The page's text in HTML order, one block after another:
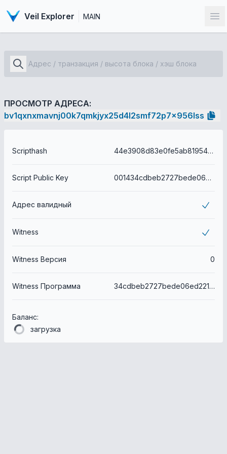
Veil Explorer MAIN
ПРОСМОТР АДРЕСА:
bv1qxnxmavnj00k7qmkjyx25d4l2smf72p7x956lss
Scripthash 44e3908d83e0fe5ab81954b58f9f6bf2b6d66795caf7547aa11a6fd758b6fa14
Script Public Key 001434cdbeb2727bede06ed2219546d7ea86d3e507c6
Адрес валидный
Witness
Witness Версия 0
Witness Программа 34cdbeb2727bede06ed2219546d7ea86d3e507c6
Баланс:
загрузка